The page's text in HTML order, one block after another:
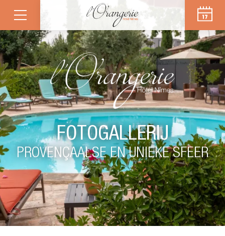
FOTOGALLERIJ
PROVENÇAALSE EN UNIEKE SFEER